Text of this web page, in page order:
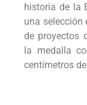
historia de la
una selección
de proyectos
la medalla
centímetros